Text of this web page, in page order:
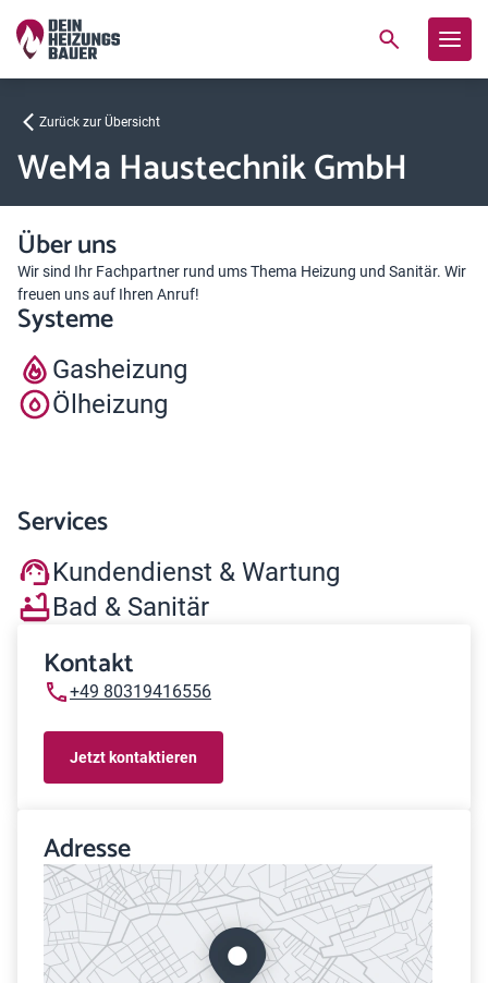
Zurück zur Übersicht
WeMa Haustechnik GmbH
Über uns
Wir sind Ihr Fachpartner rund ums Thema Heizung und Sanitär. Wir
freuen uns auf Ihren Anruf!
Systeme
Gasheizung
Ölheizung
Services
Kundendienst & Wartung
Bad & Sanitär
Kontakt
+49 80319416556
Jetzt kontaktieren
Adresse